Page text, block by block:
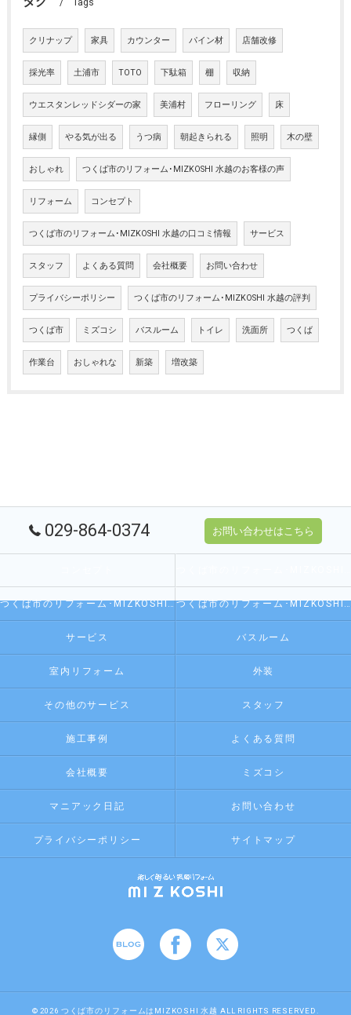
Tags
クリナップ 家具 カウンター パイン材 店舗改修
採光率 土浦市 TOTO 下駄箱 棚 収納
ウエスタンレッドシダーの家 美浦村 フローリング 床
縁側 やる気が出る うつ病 朝起きられる 照明 木の壁
おしゃれ つくば市のリフォーム･MIZKOSHI 水越のお客様の声
リフォーム コンセプト
つくば市のリフォーム･MIZKOSHI 水越の口コミ情報 サービス
スタッフ よくある質問 会社概要 お問い合わせ
プライバシーポリシー つくば市のリフォーム･MIZKOSHI 水越の評判
つくば市 ミズコシ バスルーム トイレ 洗面所 つくば
作業台 おしゃれな 新築 増改築
029-864-0374 お問い合わせはこちら
つくば市のリフォーム･MIZKOSHI 水越の評判 つくば市のリフォーム･MIZKOSHI 水越のお客様の声
サービス バスルーム
室内リフォーム 外装
その他のサービス スタッフ
施工事例 よくある質問
会社概要 ミズコシ
マニアック日記 お問い合わせ
プライバシーポリシー サイトマップ
© 2026 つくば市のリフォームはMIZKOSHI 水越 ALL RIGHTS RESERVED.